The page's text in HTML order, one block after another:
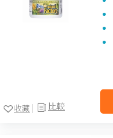
比較
收藏